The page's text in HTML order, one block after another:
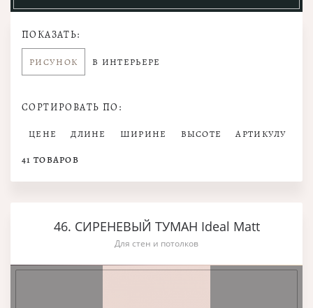
ПОКАЗАТЬ:
РИСУНОК В ИНТЕРЬЕРЕ
СОРТИРОВАТЬ ПО:
ЦЕНЕ ДЛИНЕ ШИРИНЕ ВЫСОТЕ АРТИКУЛУ
41 ТОВАРОВ
46. СИРЕНЕВЫЙ ТУМАН Ideal Matt
Для стен и потолков